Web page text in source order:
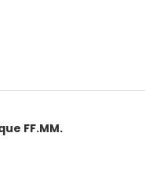
FF.MM.